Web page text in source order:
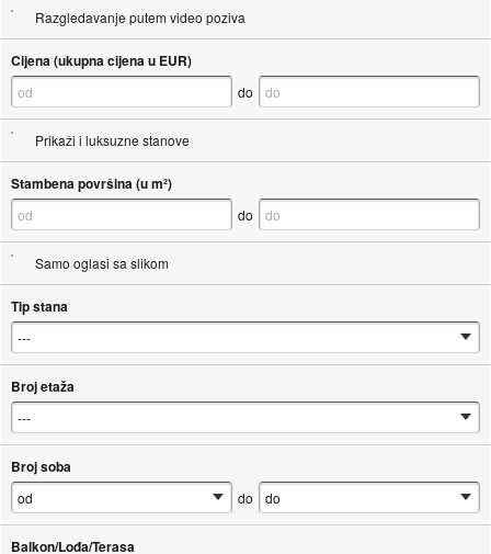
Razgledavanje putem video poziva
Cijena (ukupna cijena u EUR)
do
Prikaži i luksuzne stanove
Stambena površina (u m²)
do
Samo oglasi sa slikom
Tip stana
Broj etaža
Broj soba
do
Balkon/Lođa/Terasa